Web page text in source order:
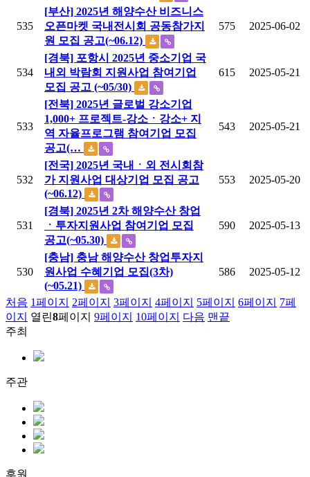
535
[부산] 2025년 해양수산 비즈니스
오픈마켓 국내전시회 공동참가지
원 모집 공고(~06.12)
575 2025-06-02
534
[경북] 포항시 2025년 중소기업 국
내외 박람회 지원사업 참여기업
모집 공고 (~05/30)
615 2025-05-21
533
[전북] 2025년 글로벌 강소기업
1,000+ 프로젝트-강소ㆍ강소+ 지
역 자율프로그램 참여기업 모집
공고(…
543 2025-05-21
532
[전국] 2025년 국내ㆍ외 전시회참
가 지원사업 대상기업 모집 공고
(~06.12)
553 2025-05-20
531
[경북] 2025년 2차 해양수산 창업
ㆍ투자지원사업 참여기업 모집
공고(~05.30)
590 2025-05-13
530
[충남] 충남 해양수산 창업투자지
원사업 수혜기업 모집(3차)
(~05.21)
586 2025-05-12
처음 1페이지 2페이지 3페이지 4페이지 5페이지 6페이지 7페
이지
열린8페이지 9페이지 10페이지 다음 맨끝
주최
주관
후원